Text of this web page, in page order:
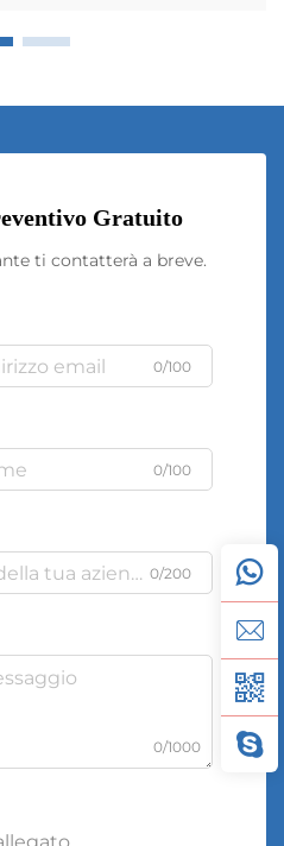
Gratuito
ti contatterà a breve.
0/100
0/100
0/200
0/1000